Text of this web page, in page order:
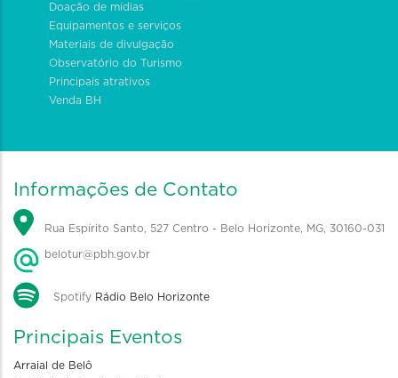
Doação de mídias
Equipamentos e serviços
Materiais de divulgação
Observatório do Turismo
Principais atrativos
Venda BH
Informações de Contato
Rua Espírito Santo, 527 Centro - Belo Horizonte, MG, 30160-031
belotur@pbh.gov.br
Spotify Rádio Belo Horizonte
Principais Eventos
Arraial de Belô